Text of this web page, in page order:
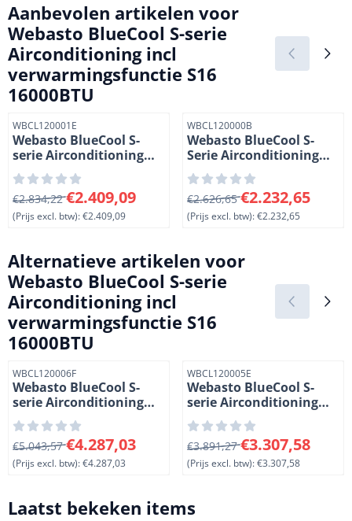
Aanbevolen artikelen voor
Webasto BlueCool S-serie
Airconditioning incl
verwarmingsfunctie S16
16000BTU
Artikelnummer
WBCL120001E
Webasto BlueCool S-
serie Airconditioning
incl verwarmingsoptie
S8 8000BTU
Van 2 834,22 voor 2 409,09, exclusief btw: 2 409,09
€2.834,22€2.409,09
(Prijs excl. btw):€2.409,09
Artikelnummer
WBCL120000B
Webasto BlueCool S-
Serie Airconditioning
incl verwarmingsoptie
S6 6000BTU
Van 2 626,65 voor 2
€2.626,65€2.232,65
(Prijs excl. btw):€2.232,65
Alternatieve artikelen voor
Webasto BlueCool S-serie
Airconditioning incl
verwarmingsfunctie S16
16000BTU
Artikelnummer
WBCL120006F
Webasto BlueCool S-
serie Airconditioning
incl
verwarmingsfunctie S27
27000BTU
Van 5 043,57 voor 4 287,03, exclusief btw: 4 287,03
€5.043,57€4.287,03
(Prijs excl. btw):€4.287,03
Artikelnummer
WBCL120005E
Webasto BlueCool S-
serie Airconditioning
incl
verwarmingsfunctie S20
20000BTU
Van 3 891,27 voor 3
€3.891,27€3.307,58
(Prijs excl. btw):€3.307,58
Laatst bekeken items